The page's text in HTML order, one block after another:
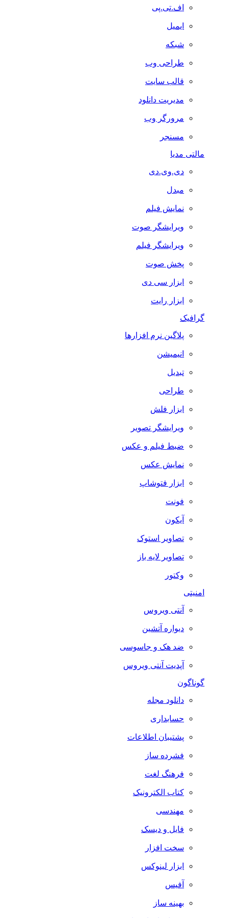
اف.تی.پی
ایمیل
شبکه
طراحی وب
قالب سایت
مدیریت دانلود
مرورگر وب
مسنجر
مالتی مدیا
دی.وی.دی
مبدل
نمایش فیلم
ویرایشگر صوت
ویرایشگر فیلم
پخش صوت
ابزار سی دی
ابزار رایت
گرافیک
پلاگین نرم افزارها
انیمیشن
تبدیل
طراحی
ابزار فلش
ویرایشگر تصویر
ضبط فيلم و عكس
نمایش عکس
ابزار فتوشاپ
فونت
آیکون
تصاویر استوک
تصاویر لایه باز
وکتور
امنیتی
آنتی ویروس
دیواره آتشین
ضد هک و جاسوسی
آپدیت آنتی ویروس
گوناگون
دانلود مجله
حسابداری
پشتیبان اطلاعات
فشرده ساز
فرهنگ لغت
کتاب الکترونیک
مهندسی
فایل و دیسک
سخت افزار
ابزار لینوکس
آفیس
بهینه ساز